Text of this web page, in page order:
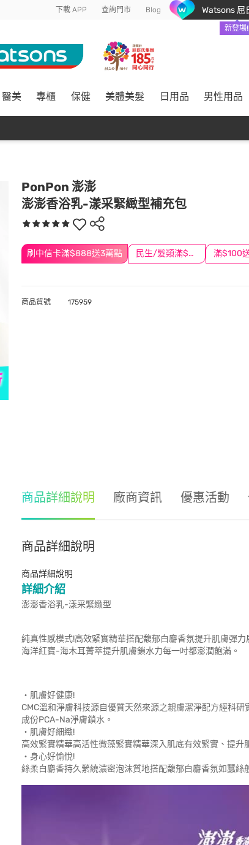
下載 APP 查詢門市 Blog Watsons 屈
新登場
醫美 專櫃 保健 美體美髮 日用品 男性用品
PonPon 澎澎
澎澎香浴乳-漾采緊緻型補充包
刷中信卡滿$888送3萬點 民生/髮類滿$388送舒潔冰巾
商品貨號 175959
商品詳細說明 廠商資訊 優惠活動
商品詳細說明
商品詳細說明
詳細介紹
澎澎香浴乳-漾采緊緻型
純真性感模式!高效緊實精華搭配馥郁白麝香氛提升肌膚彈力
海洋紅寶-海木耳菁萃提升肌膚鎖水力每一吋都澎潤飽滿。
‧肌膚好健康!
CMC溫和淨膚科技源自優質天然來源之親膚潔淨配方經科
成份PCA-Na淨膚鎖水。
‧肌膚好細緻!
高效緊實精華高活性微藻緊實精華深入肌底有效緊實、提升
‧身心好愉悅!
絲柔白麝香持久縈繞濃密泡沫質地搭配馥郁白麝香氛如蠶絲